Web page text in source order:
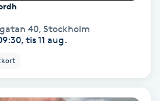
40, Stockholm
tis 11 aug.